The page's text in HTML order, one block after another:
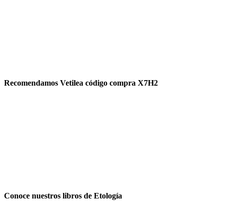
Recomendamos Vetilea código compra X7H2
Conoce nuestros libros de Etología